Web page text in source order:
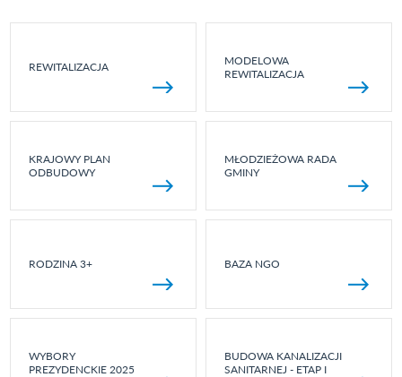
REWITALIZACJA
MODELOWA
REWITALIZACJA
KRAJOWY PLAN
ODBUDOWY
MŁODZIEŻOWA RADA
GMINY
RODZINA 3+ BAZA NGO
WYBORY
PREZYDENCKIE 2025
BUDOWA KANALIZACJI
SANITARNEJ - ETAP I